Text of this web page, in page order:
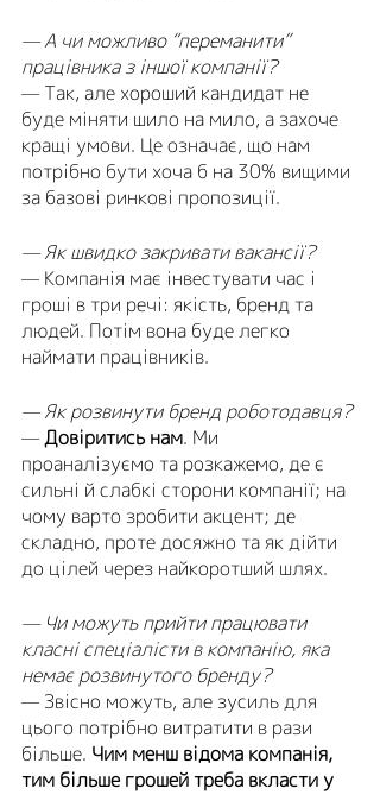
— А чи можливо “переманити”
працівника з іншої компанії?
— Так, але хороший кандидат не
буде міняти шило на мило, а захоче
кращі умови. Це означає, що нам
потрібно бути хоча б на 30% вищими
за базові ринкові пропозиції.
— Як швидко закривати вакансії?
— Компанія має інвестувати час і
гроші в три речі: якість, бренд та
людей. Потім вона буде легко
наймати працівників.
— Як розвинути бренд роботодавця?
— Довіритись нам. Ми
проаналізуємо та розкажемо, де є
сильні й слабкі сторони компанії; на
чому варто зробити акцент; де
складно, проте досяжно та як дійти
до цілей через найкоротший шлях.
— Чи можуть прийти працювати
класні спеціалісти в компанію, яка
немає розвинутого бренду?
— Звісно можуть, але зусиль для
цього потрібно витратити в рази
більше. Чим менш відома компанія,
тим більше грошей треба вкласти у